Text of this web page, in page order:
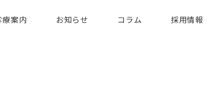
療案内 お知らせ コラム 採用情報